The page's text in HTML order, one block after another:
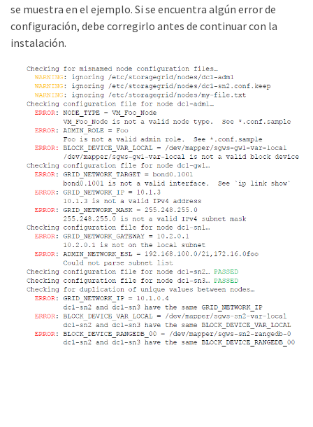
se muestra en el ejemplo. Si se encuentra algún error de
configuración, debe corregirlo antes de continuar con la
instalación.